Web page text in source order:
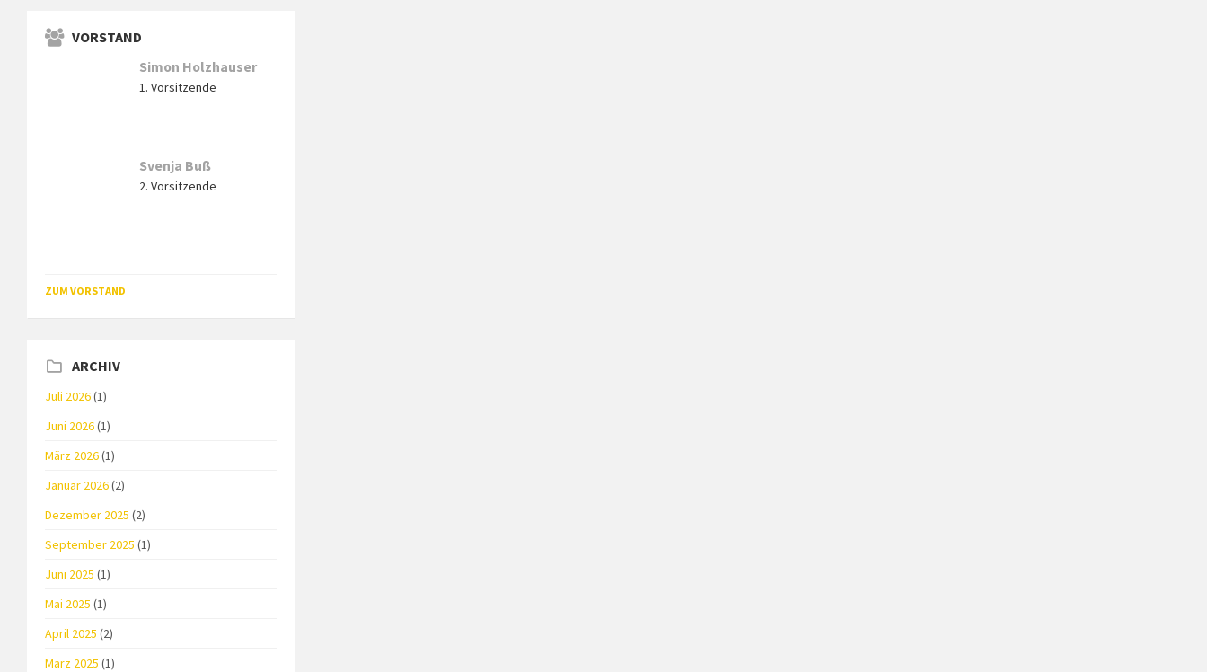
VORSTAND
Simon Holzhauser
1. Vorsitzende
Svenja Buß
2. Vorsitzende
ZUM VORSTAND
ARCHIV
Juli 2026(1)
Juni 2026(1)
März 2026(1)
Januar 2026(2)
Dezember 2025 (2)
September 2025 (1)
Juni 2025 (1)
Mai 2025 (1)
April 2025 (2)
März 2025 (1)